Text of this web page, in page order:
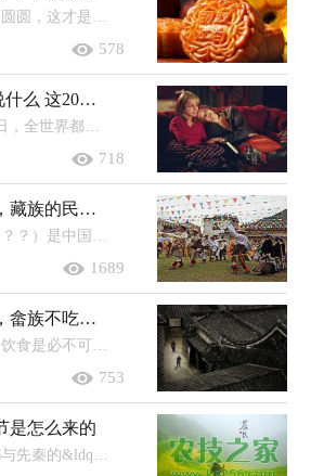
578
母亲节你想对妈妈说什么 这20句话献给最特别的她
718
藏族资料 藏族简介，藏族的民族起源是什么
1689
揭秘 畲族饮食文化，畲族不吃狗肉的原因及传说
753
是怎么来的